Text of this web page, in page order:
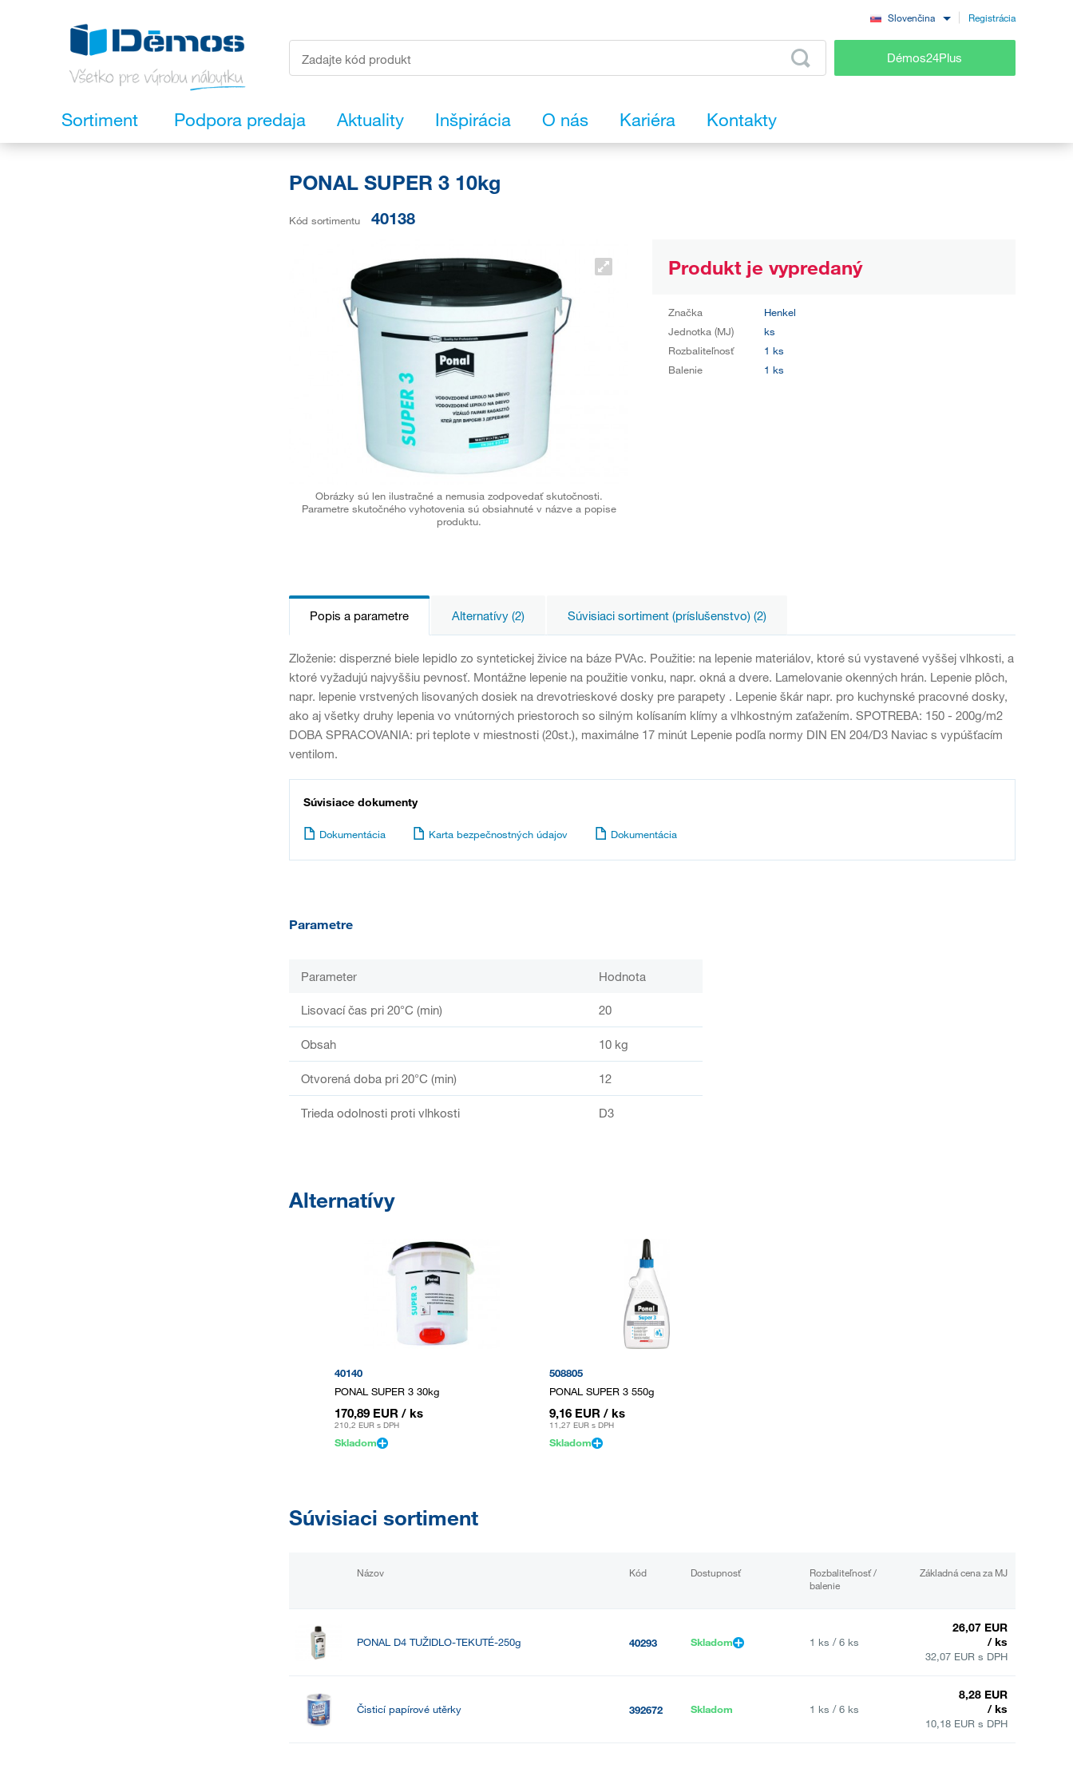
Slovenčina Registrácia
Démos24Plus
Sortiment Podpora predaja Aktuality Inšpirácia O nás Kariéra Kontakty
PONAL SUPER 3 10kg
Kód sortimentu 40138
Obrázky sú len ilustračné a nemusia zodpovedať skutočnosti.
Parametre skutočného vyhotovenia sú obsiahnuté v názve a popise
produktu.
Produkt je vypredaný
Značka
Henkel
Jednotka (MJ)
ks
Rozbaliteľnosť
1 ks
Balenie
1 ks
Popis a parametre Alternatívy (2) Súvisiaci sortiment (príslušenstvo) (2)
Zloženie: disperzné biele lepidlo zo syntetickej živice na báze PVAc. Použitie: na lepenie materiálov, ktoré sú vystavené vyššej vlhkosti, a
ktoré vyžadujú najvyššiu pevnosť. Montážne lepenie na použitie vonku, napr. okná a dvere. Lamelovanie okenných hrán. Lepenie plôch,
napr. lepenie vrstvených lisovaných dosiek na drevotrieskové dosky pre parapety . Lepenie škár napr. pro kuchynské pracovné dosky,
ako aj všetky druhy lepenia vo vnútorných priestoroch so silným kolísaním klímy a vlhkostným zaťažením. SPOTREBA: 150 - 200g/m2
DOBA SPRACOVANIA: pri teplote v miestnosti (20st.), maximálne 17 minút Lepenie podľa normy DIN EN 204/D3 Naviac s vypúšťacím
ventilom.
Súvisiace dokumenty
Dokumentácia Karta bezpečnostných údajov Dokumentácia
Parametre
Parameter Hodnota
Lisovací čas pri 20°C (min) 20
Obsah 10 kg
Otvorená doba pri 20°C (min) 12
Trieda odolnosti proti vlhkosti D3
Alternatívy
40140
PONAL SUPER 3 30kg
170,89 EUR / ks
210,2 EUR s DPH
Skladom
508805
PONAL SUPER 3 550g
9,16 EUR / ks
11,27 EUR s DPH
Skladom
Súvisiaci sortiment
Názov Kód Dostupnosť
Rozbaliteľnosť /
balenie
Základná cena za MJ
PONAL D4 TUŽIDLO-TEKUTÉ-250g 40293 Skladom 1 ks / 6 ks
26,07 EUR
/ ks
32,07 EUR s DPH
Čisticí papírové utěrky 392672 Skladom 1 ks / 6 ks
8,28 EUR
/ ks
10,18 EUR s DPH